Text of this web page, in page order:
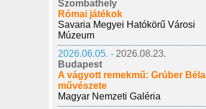
Szombathely
Római játékok
Savaria Megyei Hatókörű Városi
Múzeum
2026.06.05. - 2026.08.23.
Budapest
A vágyott remekmű: Grúber Béla
művészete
Magyar Nemzeti Galéria